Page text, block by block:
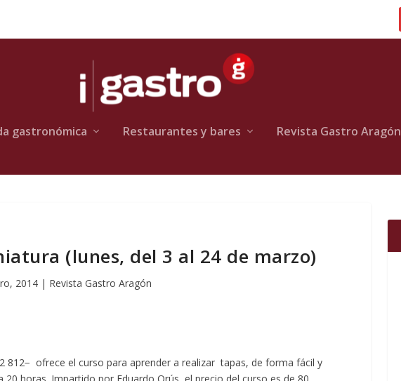
gastronómica Restaurantes y bares Revista Gastro Aragón
(lunes, del 3 al 24 de marzo)
2014| Revista Gastro Aragón
812− ofrece el curso para aprender a realizar tapas, de forma fácil y